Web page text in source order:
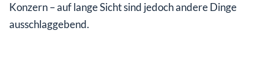
Konzern – auf lange Sicht sind jedoch andere Dinge
ausschlaggebend.